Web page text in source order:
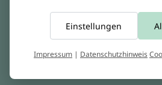
Widerrufsbelehrung
Einstellungen
Impressum | Datenschutzhinweis